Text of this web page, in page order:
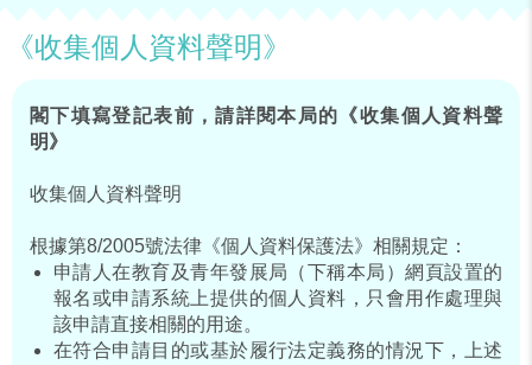
《收集個人資料聲明》
閣下填寫登記表前，請詳閱本局的《收集個人資料聲
明》
收集個人資料聲明
根據第8/2005號法律《個人資料保護法》相關規定：
申請人在教育及青年發展局（下稱本局）網頁設置的
報名或申請系統上提供的個人資料，只會用作處理與
該申請直接相關的用途。
在符合申請目的或基於履行法定義務的情況下，上述